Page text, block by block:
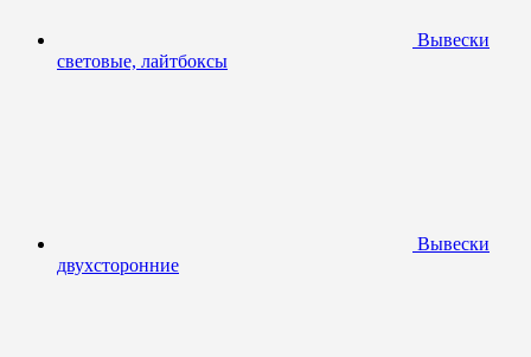
Вывески
световые, лайтбоксы
Вывески
двухсторонние